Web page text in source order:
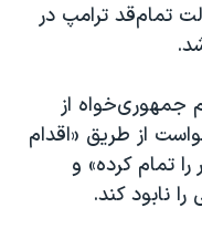
تمام‌قد ترامپ در
جمهوری‌خواه از
از طریق «اقدام
تمام کرده» و
نابود کند.